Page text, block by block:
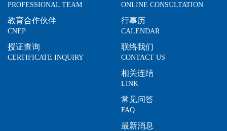
PROFESSIONAL TEAM
教育合作伙伴
CNEP
授证查询
CERTIFICATE INQUIRY
ONLINE CONSULTATION
行事历
CALENDAR
联络我们
CONTACT US
相关连结
LINK
常见问答
FAQ
最新消息